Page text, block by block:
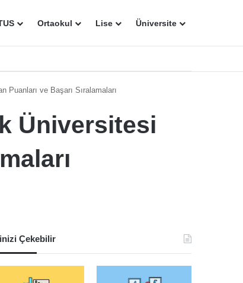
Ortaokul Lise Üniversite
ve Başarı Sıralamaları
Üniversitesi
Çekebilir